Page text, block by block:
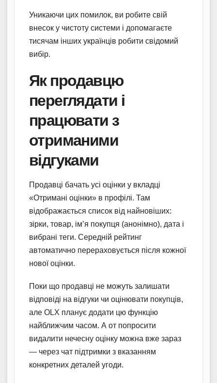
Уникаючи цих помилок, ви робите свій
внесок у чистоту системи і допомагаєте
тисячам інших українців робити свідомий
вибір.
Як продавцю
переглядати і
працювати з
отриманими
відгуками
Продавці бачать усі оцінки у вкладці
«Отримані оцінки» в профілі. Там
відображається список від найновіших:
зірки, товар, ім’я покупця (анонімно), дата і
вибрані теги. Середній рейтинг
автоматично перераховується після кожної
нової оцінки.
Поки що продавці не можуть залишати
відповіді на відгуки чи оцінювати покупців,
але OLX планує додати цю функцію
найближчим часом. А от попросити
видалити нечесну оцінку можна вже зараз
— через чат підтримки з вказанням
конкретних деталей угоди.